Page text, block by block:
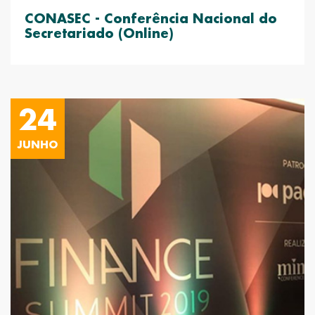
CONASEC - Conferência Nacional do
Secretariado (Online)
24
JUNHO